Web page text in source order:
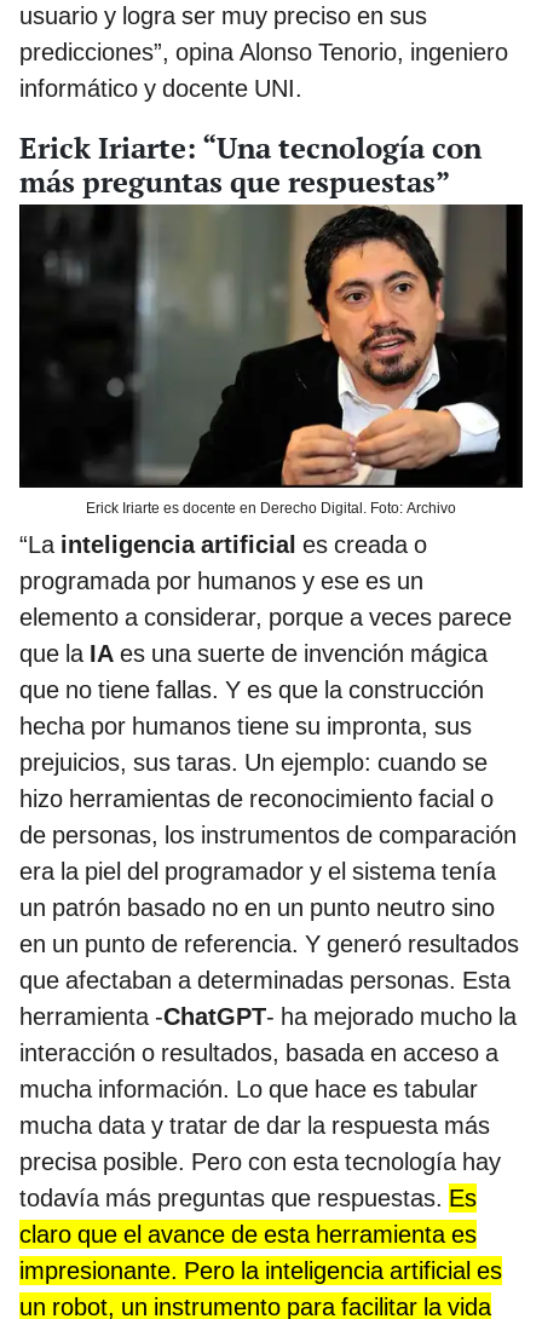
usuario y logra ser muy preciso en sus
predicciones”, opina Alonso Tenorio, ingeniero
informático y docente UNI.
Erick Iriarte: “Una tecnología con
más preguntas que respuestas”
Erick Iriarte es docente en Derecho Digital. Foto: Archivo
“La inteligencia artificial es creada o
programada por humanos y ese es un
elemento a considerar, porque a veces parece
que la IA es una suerte de invención mágica
que no tiene fallas. Y es que la construcción
hecha por humanos tiene su impronta, sus
prejuicios, sus taras. Un ejemplo: cuando se
hizo herramientas de reconocimiento facial o
de personas, los instrumentos de comparación
era la piel del programador y el sistema tenía
un patrón basado no en un punto neutro sino
en un punto de referencia. Y generó resultados
que afectaban a determinadas personas. Esta
herramienta -ChatGPT- ha mejorado mucho la
interacción o resultados, basada en acceso a
mucha información. Lo que hace es tabular
mucha data y tratar de dar la respuesta más
precisa posible. Pero con esta tecnología hay
todavía más preguntas que respuestas. Es
claro que el avance de esta herramienta es
impresionante. Pero la inteligencia artificial es
un robot, un instrumento para facilitar la vida